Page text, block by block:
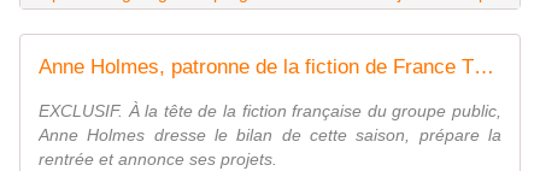
Anne Holmes, patronne de la fiction de France Télévisions : " Notre plate-forme doit être la première chaîne "
EXCLUSIF. À la tête de la fiction française du groupe public,
Anne Holmes dresse le bilan de cette saison, prépare la
rentrée et annonce ses projets.